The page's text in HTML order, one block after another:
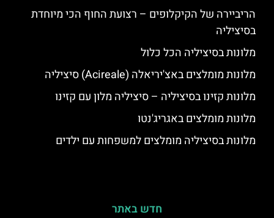
הריביירה של הקיקלופים – רצועת החוף הכי מיוחדת
בסיציליה
מלונות בסיציליה הכל כלול
מלונות מומלצים באצ'יריאלה (Acireale) סיציליה
מלונות קזינו בסיציליה – סיציליה מלון עם קזינו
מלונות מומלצים באגריג'נטו
מלונות בסיציליה מומלצים למשפחות עם ילדים
חדש באתר